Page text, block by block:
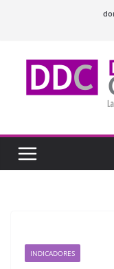
INDICADORES